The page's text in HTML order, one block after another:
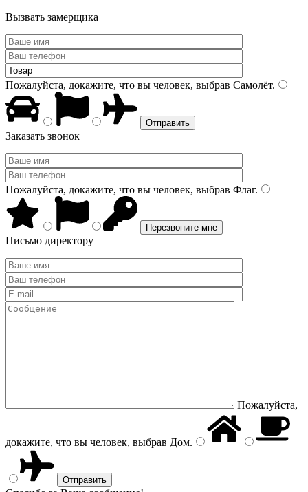
Вызвать замерщика
Пожалуйста, докажите, что вы человек, выбрав Самолёт.
Заказать звонок
Пожалуйста, докажите, что вы человек, выбрав Флаг.
Письмо директору
Пожалуйста,
докажите, что вы человек, выбрав Дом.